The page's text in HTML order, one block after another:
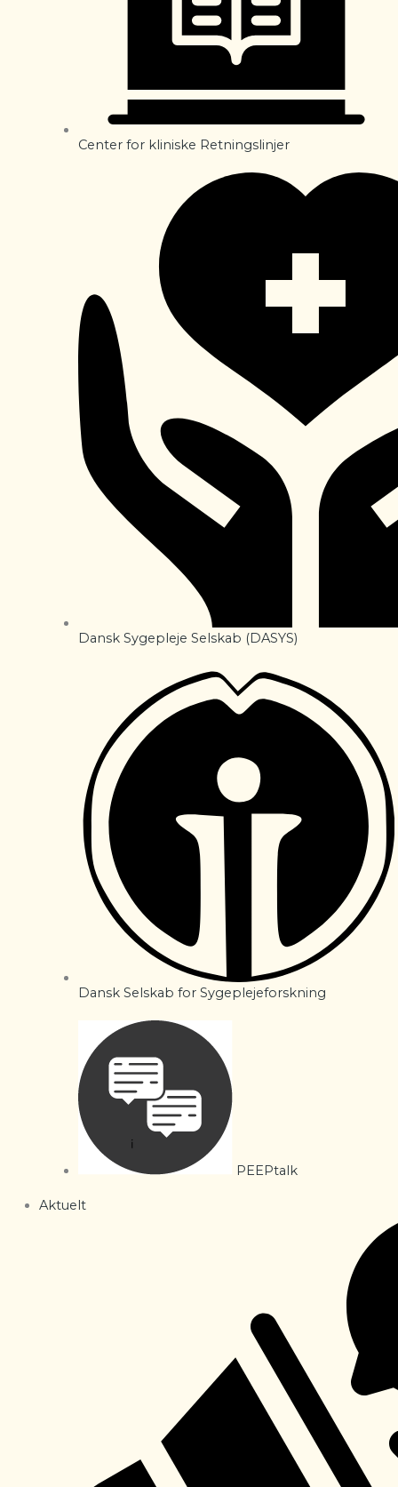
Center for kliniske Retningslinjer
Dansk Sygepleje Selskab (DASYS)
Dansk Selskab for Sygeplejeforskning
PEEPtalk
Aktuelt